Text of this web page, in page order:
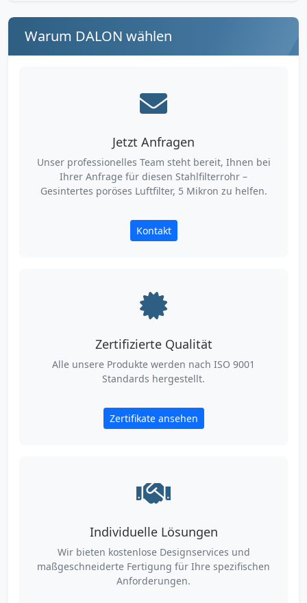
Warum DALON wählen
Jetzt Anfragen
Unser professionelles Team steht bereit, Ihnen bei
Ihrer Anfrage für diesen Stahlfilterrohr –
Gesintertes poröses Luftfilter, 5 Mikron zu helfen.
Kontakt
Zertifizierte Qualität
Alle unsere Produkte werden nach ISO 9001
Standards hergestellt.
Zertifikate ansehen
Individuelle Lösungen
Wir bieten kostenlose Designservices und
maßgeschneiderte Fertigung für Ihre spezifischen
Anforderungen.